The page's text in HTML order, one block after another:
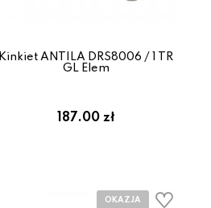
Kinkiet ANTILA DRS8006 / 1 TR
GL Elem
187.00 zł